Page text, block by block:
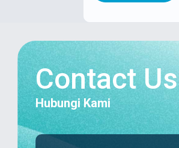
Contact Us
Hubungi Kami